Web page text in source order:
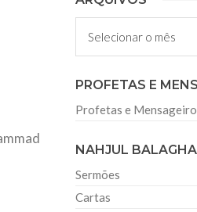
os irmãos e irmãs um novo
Brasil recebe o ex-
da República Islâmica
03 de Abril, o Centro Islâmico no
ministro das Relações Exteriores
que encontra-se visitando
Arquivos
PROFETAS E
Profetas e
NAHJUL
Sermões
Cartas